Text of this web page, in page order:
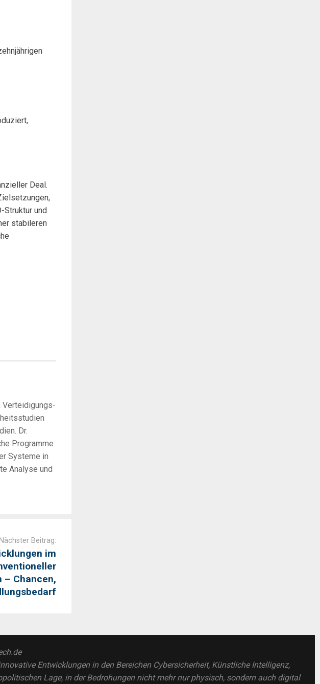
Deal.
Struktur und
stabileren
Verteidigungs-
Dr.
Programme
Systeme in
Analyse und
Nächster Beitrag:
im
– Chancen,
Entwicklungen in den Bereichen Cybersicherheit, Künstliche Intelligenz,
Lage, in der Bedrohungen nicht mehr nur physisch, sondern auch digital